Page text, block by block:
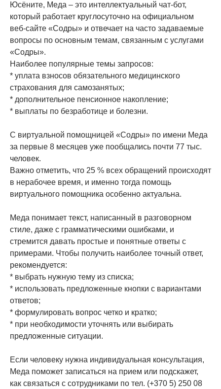
Юсёните, Меда – это интеллектуальный чат-бот,
который работает круглосуточно на официальном
веб-сайте «Содры» и отвечает на часто задаваемые
вопросы по основным темам, связанным с услугами
«Содры».
Наиболее популярные темы запросов:
* уплата взносов обязательного медицинского
страхования для самозанятых;
* дополнительное пенсионное накопление;
* выплаты по безработице и болезни.
С виртуальной помощницей «Содры» по имени Меда
за первые 8 месяцев уже пообщались почти 77 тыс.
человек.
Важно отметить, что 25 % всех обращений происходят
в нерабочее время, и именно тогда помощь
виртуального помощника особенно актуальна.
Меда понимает текст, написанный в разговорном
стиле, даже с грамматическими ошибками, и
стремится давать простые и понятные ответы с
примерами. Чтобы получить наиболее точный ответ,
рекомендуется:
* выбрать нужную тему из списка;
* использовать предложенные кнопки с вариантами
ответов;
* формулировать вопрос четко и кратко;
* при необходимости уточнять или выбирать
предложенные ситуации.
Если человеку нужна индивидуальная консультация,
Меда поможет записаться на прием или подскажет,
как связаться с сотрудниками по тел. (+370 5) 250 08